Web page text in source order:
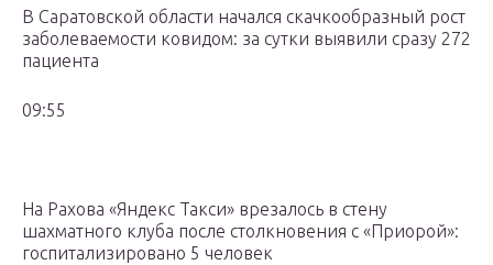
В Саратовской области начался скачкообразный рост
заболеваемости ковидом: за сутки выявили сразу 272
пациента
09:55
На Рахова «Яндекс Такси» врезалось в стену
шахматного клуба после столкновения с «Приорой»:
госпитализировано 5 человек